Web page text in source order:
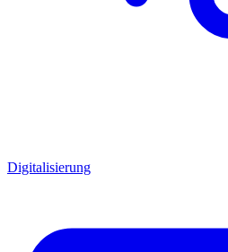
Digitalisierung